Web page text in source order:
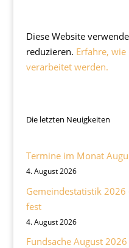
Diese Website
reduzieren. Erfahre,
verarbeitet werden.
Die letzten Neuigkeiten
Termine im Monat
4. August 2026
Gemeindestatistik 2026
fest
4. August 2026
Fundsache August 2026